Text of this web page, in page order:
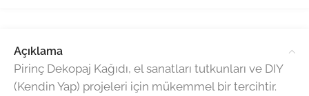
Açıklama
Pirinç Dekopaj Kağıdı, el sanatları tutkunları ve DIY
(Kendin Yap) projeleri için mükemmel bir tercihtir.